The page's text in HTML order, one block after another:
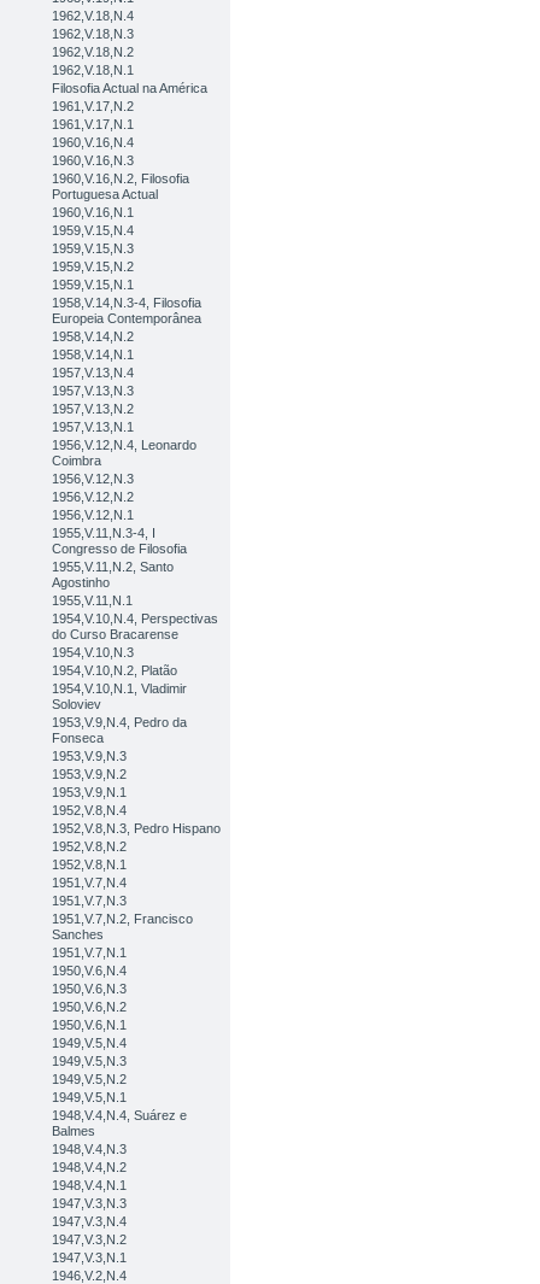
1962,V.18,N.4
1962,V.18,N.3
1962,V.18,N.2
1962,V.18,N.1
Filosofia Actual na América
1961,V.17,N.2
1961,V.17,N.1
1960,V.16,N.4
1960,V.16,N.3
1960,V.16,N.2, Filosofia
Portuguesa Actual
1960,V.16,N.1
1959,V.15,N.4
1959,V.15,N.3
1959,V.15,N.2
1959,V.15,N.1
1958,V.14,N.3-4, Filosofia
Europeia Contemporânea
1958,V.14,N.2
1958,V.14,N.1
1957,V.13,N.4
1957,V.13,N.3
1957,V.13,N.2
1957,V.13,N.1
1956,V.12,N.4, Leonardo
Coimbra
1956,V.12,N.3
1956,V.12,N.2
1956,V.12,N.1
1955,V.11,N.3-4, I
Congresso de Filosofia
1955,V.11,N.2, Santo
Agostinho
1955,V.11,N.1
1954,V.10,N.4, Perspectivas
do Curso Bracarense
1954,V.10,N.3
1954,V.10,N.2, Platão
1954,V.10,N.1, Vladimir
Soloviev
1953,V.9,N.4, Pedro da
Fonseca
1953,V.9,N.3
1953,V.9,N.2
1953,V.9,N.1
1952,V.8,N.4
1952,V.8,N.3, Pedro Hispano
1952,V.8,N.2
1952,V.8,N.1
1951,V.7,N.4
1951,V.7,N.3
1951,V.7,N.2, Francisco
Sanches
1951,V.7,N.1
1950,V.6,N.4
1950,V.6,N.3
1950,V.6,N.2
1950,V.6,N.1
1949,V.5,N.4
1949,V.5,N.3
1949,V.5,N.2
1949,V.5,N.1
1948,V.4,N.4, Suárez e
Balmes
1948,V.4,N.3
1948,V.4,N.2
1948,V.4,N.1
1947,V.3,N.3
1947,V.3,N.4
1947,V.3,N.2
1947,V.3,N.1
1946,V.2,N.4